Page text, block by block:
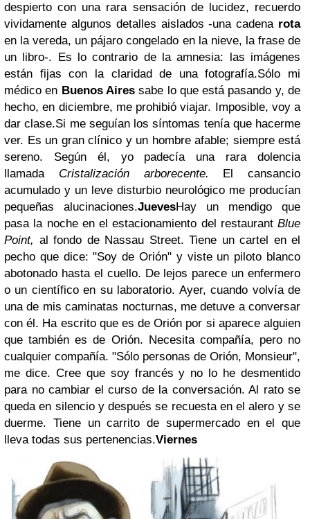
despierto con una rara sensación de lucidez, recuerdo
vividamente algunos detalles aislados -una cadena rota
en la vereda, un pájaro congelado en la nieve, la frase de
un libro-. Es lo contrario de la amnesia: las imágenes
están fijas con la claridad de una fotografía.Sólo mi
médico en Buenos Airessabe lo que está pasando y, de
hecho, en diciembre, me prohibió viajar. Imposible, voy a
dar clase.Si me seguían los síntomas tenía que hacerme
ver. Es un gran clínico y un hombre afable; siempre está
sereno. Según él, yo padecía una rara dolencia
llamada Cristalización arborecente. El cansancio
acumulado y un leve disturbio neurológico me producían
pequeñas alucinaciones.JuevesHay un mendigo que
pasa la noche en el estacionamiento del restaurant Blue
Point, al fondo de Nassau Street. Tiene un cartel en el
pecho que dice: "Soy de Orión" y viste un piloto blanco
abotonado hasta el cuello. De lejos parece un enfermero
o un científico en su laboratorio. Ayer, cuando volvía de
una de mis caminatas nocturnas, me detuve a conversar
con él. Ha escrito que es de Orión por si aparece alguien
que también es de Orión. Necesita compañía, pero no
cualquier compañía. "Sólo personas de Orión, Monsieur",
me dice. Cree que soy francés y no lo he desmentido
para no cambiar el curso de la conversación. Al rato se
queda en silencio y después se recuesta en el alero y se
duerme. Tiene un carrito de supermercado en el que
lleva todas sus pertenencias.Viernes